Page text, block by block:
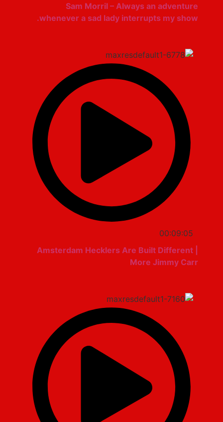
Sam Morril – Always an adventure
whenever a sad lady interrupts my show.
00:09:05
Amsterdam Hecklers Are Built Different |
More Jimmy Carr